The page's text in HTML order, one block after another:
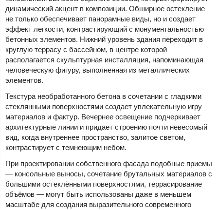
динамический акцент в композиции. Обширное остекление
не только обеспечивает панорамные виды, но и создает
эффект легкости, контрастирующий с монументальностью
бетонных элементов. Нижний уровень здания переходит в
круглую террасу с бассейном, в центре которой
располагается скульптурная инсталляция, напоминающая
человеческую фигуру, выполненная из металлических
элементов.
Текстура необработанного бетона в сочетании с гладкими
стеклянными поверхностями создает увлекательную игру
материалов и фактур. Вечернее освещение подчеркивает
архитектурные линии и придает строению почти невесомый
вид, когда внутреннее пространство, залитое светом,
контрастирует с темнеющим небом.
При проектировании собственного фасада подобные приемы
— консольные выносы, сочетание брутальных материалов с
большими остеклёнными поверхностями, террасирование
объёмов — могут быть использованы даже в меньшем
масштабе для создания выразительного современного